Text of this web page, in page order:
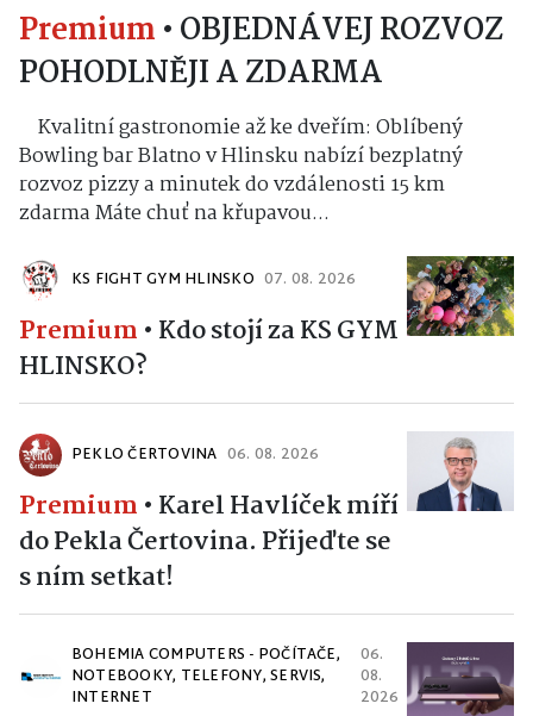
Premium • OBJEDNÁVEJ ROZVOZ
POHODLNĚJI A ZDARMA
Kvalitní gastronomie až ke dveřím: Oblíbený
Bowling bar Blatno v Hlinsku nabízí bezplatný
rozvoz pizzy a minutek do vzdálenosti 15 km
zdarma Máte chuť na křupavou...
KS FIGHT GYM HLINSKO 07. 08. 2026
Premium • Kdo stojí za KS GYM
HLINSKO?
PEKLO ČERTOVINA 06. 08. 2026
Premium • Karel Havlíček míří
do Pekla Čertovina. Přijeďte se
s ním setkat!
BOHEMIA COMPUTERS - POČÍTAČE,
NOTEBOOKY, TELEFONY, SERVIS,
INTERNET
06.
08.
2026